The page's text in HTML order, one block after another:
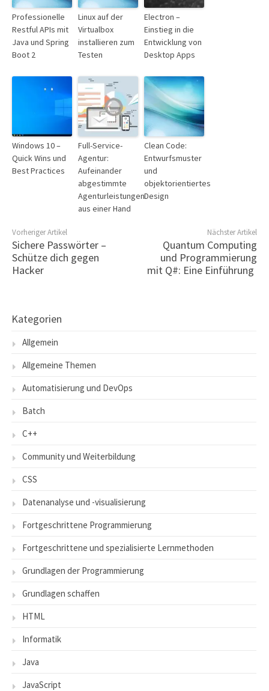
Professionelle
Restful APIs mit
Java und Spring
Boot 2
Linux auf der
Virtualbox
installieren zum
Testen
Electron –
Einstieg in die
Entwicklung von
Desktop Apps
Windows 10 –
Quick Wins und
Best Practices
Full-Service-
Agentur:
Aufeinander
abgestimmte
Agenturleistungen
aus einer Hand
Clean Code:
Entwurfsmuster
und
objektorientiertes
Design
Vorheriger Artikel
Sichere Passwörter –
Schütze dich gegen
Hacker
Nächster Artikel
Quantum Computing
und Programmierung
mit Q#: Eine Einführung
Kategorien
Allgemein
Allgemeine Themen
Automatisierung und DevOps
Batch
C++
Community und Weiterbildung
CSS
Datenanalyse und -visualisierung
Fortgeschrittene Programmierung
Fortgeschrittene und spezialisierte Lernmethoden
Grundlagen der Programmierung
Grundlagen schaffen
HTML
Informatik
Java
JavaScript